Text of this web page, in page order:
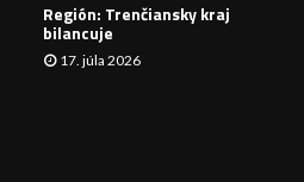
Región: Trenčiansky kraj
bilancuje
17. júla 2026